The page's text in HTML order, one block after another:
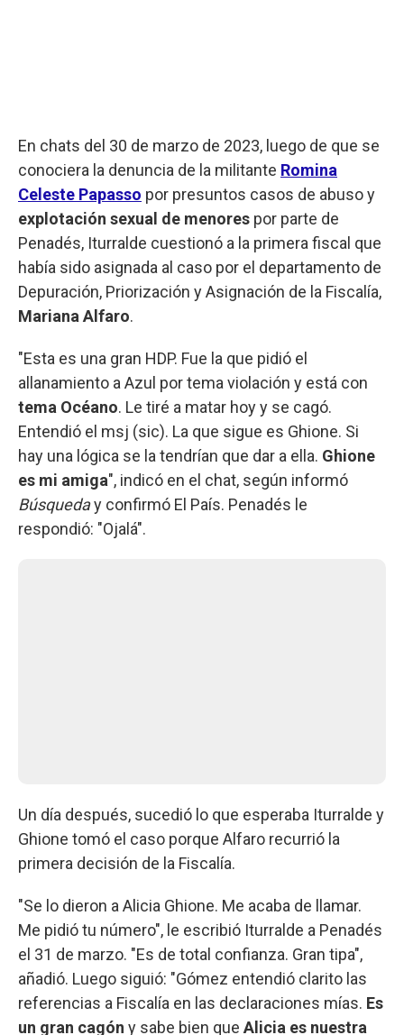
En chats del 30 de marzo de 2023, luego de que se
conociera la denuncia de la militante Romina
Celeste Papasso por presuntos casos de abuso y
explotación sexual de menores por parte de
Penadés, Iturralde cuestionó a la primera fiscal que
había sido asignada al caso por el departamento de
Depuración, Priorización y Asignación de la Fiscalía,
Mariana Alfaro.
"Esta es una gran HDP. Fue la que pidió el
allanamiento a Azul por tema violación y está con
tema Océano. Le tiré a matar hoy y se cagó.
Entendió el msj (sic). La que sigue es Ghione. Si
hay una lógica se la tendrían que dar a ella. Ghione
es mi amiga", indicó en el chat, según informó
Búsqueday confirmó El País. Penadés le
respondió: "Ojalá".
Un día después, sucedió lo que esperaba Iturralde y
Ghione tomó el caso porque Alfaro recurrió la
primera decisión de la Fiscalía.
"Se lo dieron a Alicia Ghione. Me acaba de llamar.
Me pidió tu número", le escribió Iturralde a Penadés
el 31 de marzo. "Es de total confianza. Gran tipa",
añadió. Luego siguió: "Gómez entendió clarito las
referencias a Fiscalía en las declaraciones mías. Es
un gran cagón y sabe bien que Alicia es nuestra